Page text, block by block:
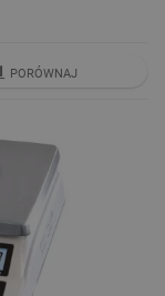
PORÓWNAJ